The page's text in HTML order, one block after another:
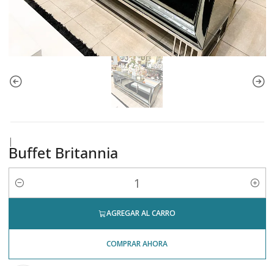
|
Buffet Britannia
Cantidad
AGREGAR AL CARRO
COMPRAR AHORA